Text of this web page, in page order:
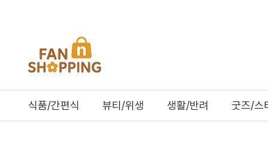
식품/간편식 뷰티/위생 생활/반려 굿즈/스